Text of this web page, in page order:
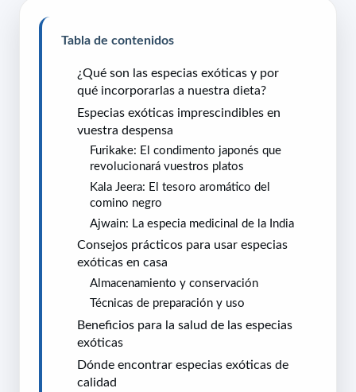
Tabla de contenidos
¿Qué son las especias exóticas y por
qué incorporarlas a nuestra dieta?
Especias exóticas imprescindibles en
vuestra despensa
Furikake: El condimento japonés que
revolucionará vuestros platos
Kala Jeera: El tesoro aromático del
comino negro
Ajwain: La especia medicinal de la India
Consejos prácticos para usar especias
exóticas en casa
Almacenamiento y conservación
Técnicas de preparación y uso
Beneficios para la salud de las especias
exóticas
Dónde encontrar especias exóticas de
calidad